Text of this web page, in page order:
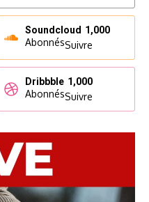
Soundcloud 1,000
AbonnésSuivre
Dribbble 1,000
AbonnésSuivre